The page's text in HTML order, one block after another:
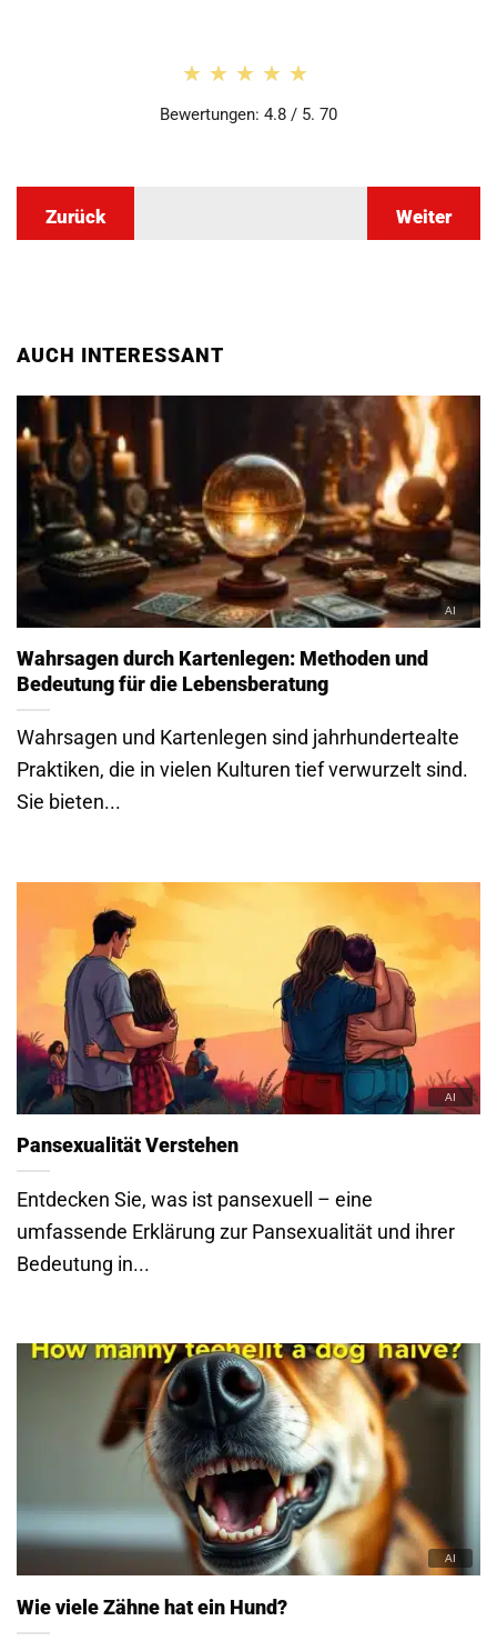
★★★★★
★★★★★
Bewertungen: 4.8 / 5. 70
Zurück Weiter
AUCH INTERESSANT
Wahrsagen durch Kartenlegen: Methoden und
Bedeutung für die Lebensberatung
Wahrsagen und Kartenlegen sind jahrhundertealte
Praktiken, die in vielen Kulturen tief verwurzelt sind.
Sie bieten...
Pansexualität Verstehen
Entdecken Sie, was ist pansexuell – eine
umfassende Erklärung zur Pansexualität und ihrer
Bedeutung in...
Wie viele Zähne hat ein Hund?